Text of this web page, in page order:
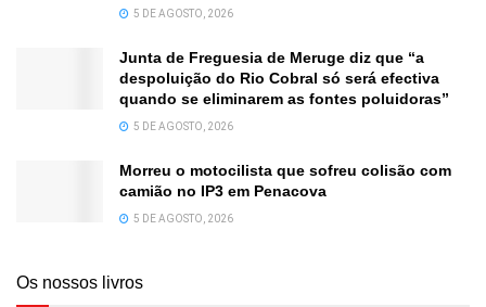
5 DE AGOSTO, 2026
Junta de Freguesia de Meruge diz que “a
despoluição do Rio Cobral só será efectiva
quando se eliminarem as fontes poluidoras”
5 DE AGOSTO, 2026
Morreu o motocilista que sofreu colisão com
camião no IP3 em Penacova
5 DE AGOSTO, 2026
Os nossos livros